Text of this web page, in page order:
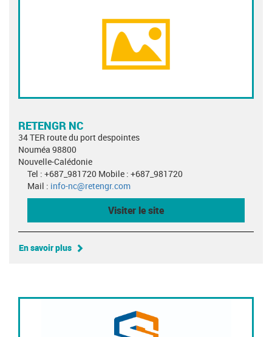
RETENGR NC
34 TER route du port despointes
Nouméa 98800
Nouvelle-Calédonie
Tel : +687_981720 Mobile : +687_981720
Mail : info-nc@retengr.com
Visiter le site
En savoir plus